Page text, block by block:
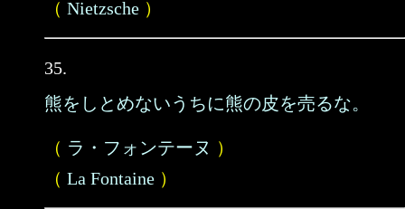
（ Nietzsche ）
35.
熊をしとめないうちに熊の皮を売るな。
（ ラ・フォンテーヌ ）
（ La Fontaine ）